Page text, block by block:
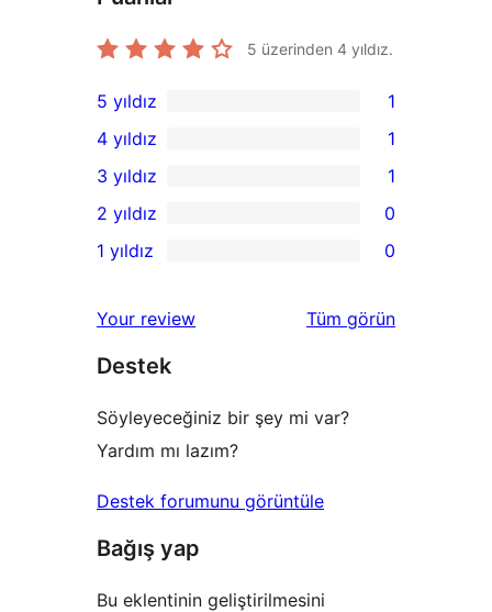
5 üzerinden 4 yıldız.
1
5
yıldızlı
inceleme
5 yıldız 1
4
yıldızlı
inceleme
4 yıldız 1
1
3
yıldızlı
3 yıldız 1
2
inceleme
2 yıldız 0
yıldızlı
inceleme
1 yıldız 0
Your review Tüm değerlendirmeleri
görün
Destek
Söyleyeceğiniz bir şey mi var?
Yardım mı lazım?
Destek forumunu görüntüle
Bağış yap
Bu eklentinin geliştirilmesini